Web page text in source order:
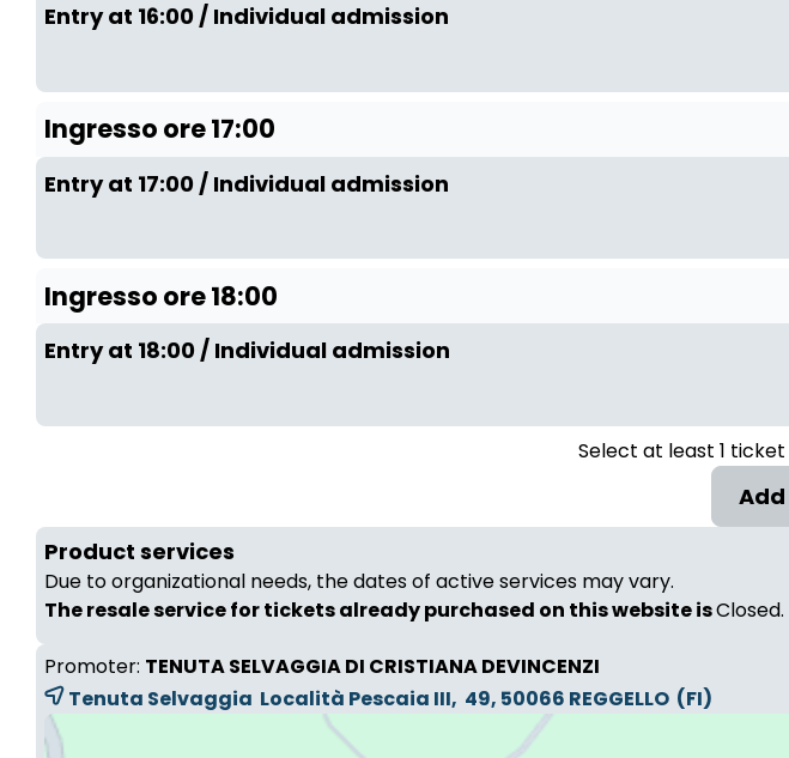
Entry at 16:00 / Individual admission
Ingresso ore 17:00
Entry at 17:00 / Individual admission
Ingresso ore 18:00
Entry at 18:00 / Individual admission
Select at least 1
Product services
Due to organizational needs, the dates of active services may vary.
The resale service for tickets already purchased on this website isClosed.
Promoter: TENUTA SELVAGGIA DI CRISTIANA DEVINCENZI
Tenuta Selvaggia Località Pescaia III, 49, 50066 REGGELLO (FI)